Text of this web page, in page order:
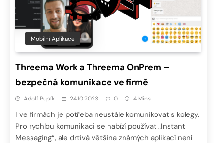
Mobilní Aplikace
Threema Work a Threema OnPrem –
bezpečná komunikace ve firmě
Adolf Pupík 24.10.2023 0 4 Mins
I ve firmách je potřeba neustále komunikovat s kolegy.
Pro rychlou komunikaci se nabízí používat „Instant
Messaging“, ale drtivá většina známých aplikací není